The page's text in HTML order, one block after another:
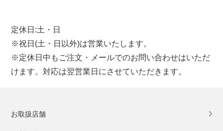
定休日:土・日
※祝日(土・日以外)は営業いたします。
※定休日中もご注文・メールでのお問い合わせはいただ
けます。対応は翌営業日にさせていただきます。
お取扱店舗